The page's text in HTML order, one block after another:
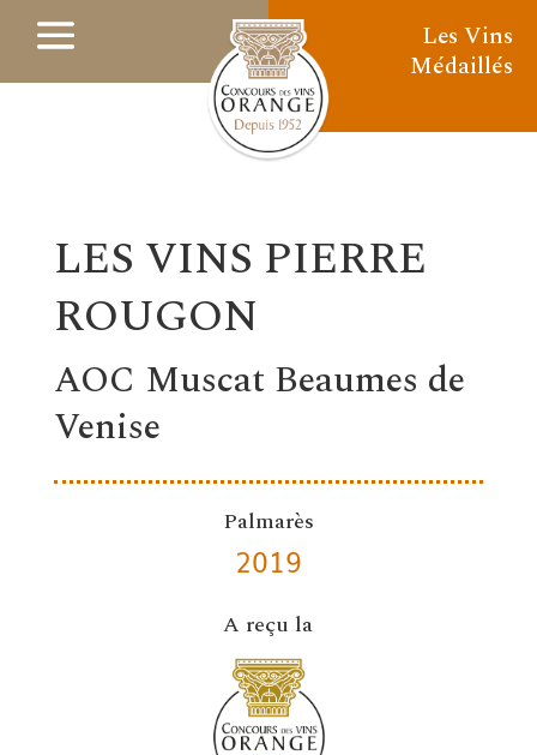
Les Vins
Médaillés
LES VINS PIERRE
ROUGON
AOC Muscat Beaumes de
Venise
Palmarès
2019
A reçu la